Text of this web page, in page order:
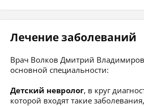
Лечение заболеваний
Врач Волков Дмитрий
основной специальности:
Детский невролог, в круг
которой входят такие